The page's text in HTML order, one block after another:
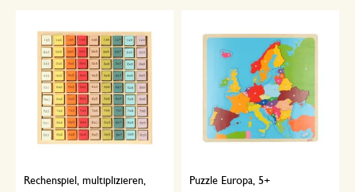
Rechenspiel, multiplizieren,
Puzzle Europa, 5+